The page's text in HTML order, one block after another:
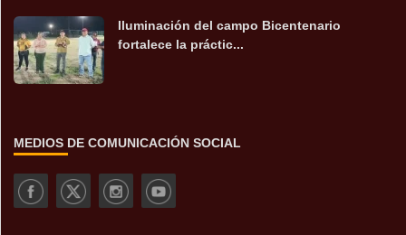
Iluminación del campo Bicentenario
fortalece la práctic...
MEDIOS DE COMUNICACIÓN SOCIAL